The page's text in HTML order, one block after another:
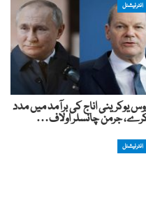
انٹرنیشنل
یوکرینی اناج کی برآمد میں مدد
جرمن چانسلر اولاف…
انٹرنیشنل